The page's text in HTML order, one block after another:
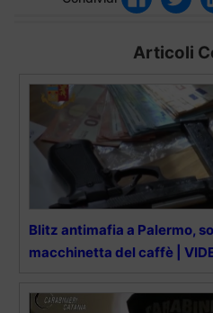
Articoli
Blitz antimafia a Palermo,
macchinetta del caffè |